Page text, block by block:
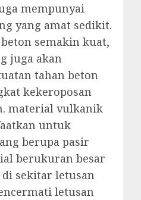
mempunyai
yang amat sedikit.
semakin kuat,
juga akan
tahan beton
kekeroposan
material vulkanik
untuk
berupa pasir
berukuran besar
sekitar letusan
letusan